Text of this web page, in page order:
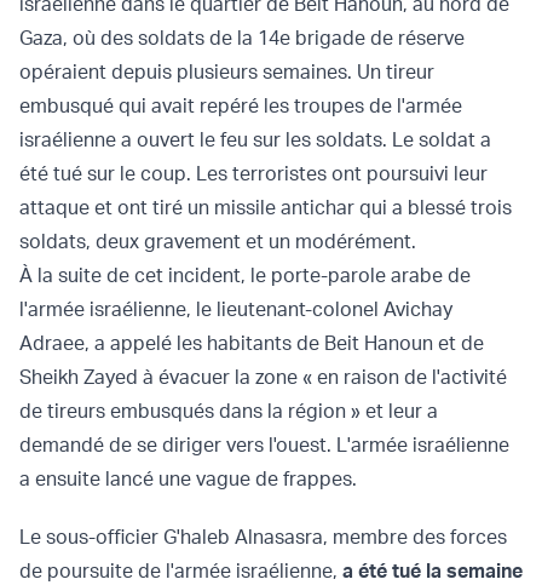
Gaza, où des soldats de la 14e brigade de réserve
opéraient depuis plusieurs semaines. Un tireur
embusqué qui avait repéré les troupes de l'armée
israélienne a ouvert le feu sur les soldats. Le soldat a
été tué sur le coup. Les terroristes ont poursuivi leur
attaque et ont tiré un missile antichar qui a blessé trois
soldats, deux gravement et un modérément.
À la suite de cet incident, le porte-parole arabe de
l'armée israélienne, le lieutenant-colonel Avichay
Adraee, a appelé les habitants de Beit Hanoun et de
Sheikh Zayed à évacuer la zone « en raison de l'activité
de tireurs embusqués dans la région » et leur a
demandé de se diriger vers l'ouest. L'armée israélienne
a ensuite lancé une vague de frappes.
Le sous-officier G'haleb Alnasasra, membre des forces
de poursuite de l'armée israélienne, a été tué la semaine